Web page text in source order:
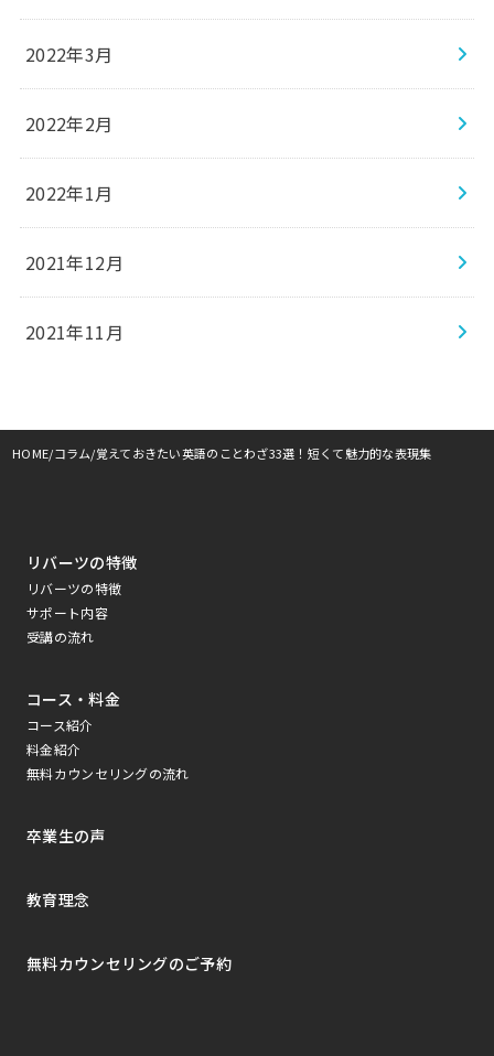
2022年3月
2022年2月
2022年1月
2021年12月
2021年11月
HOME コラム 覚えておきたい英語のことわざ33選！短くて魅力的な表現集
リバーツの特徴
リバーツの特徴
サポート内容
受講の流れ
コース・料金
コース紹介
料金紹介
無料カウンセリングの流れ
卒業生の声
教育理念
無料カウンセリングのご予約